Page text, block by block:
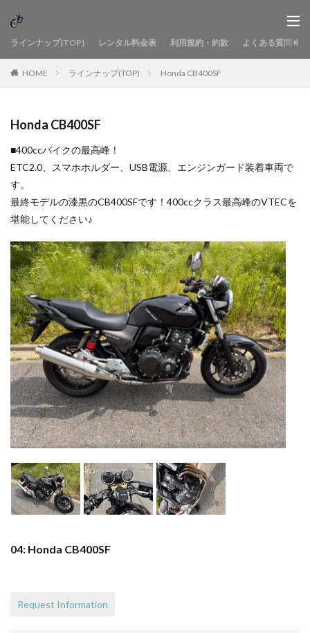
ラインナップ(TOP) レンタル料金表 利用規約・約款 よくある質問
HOME ラインナップ(TOP) Honda CB400SF
Honda CB400SF
■400ccバイクの最高峰！
ETC2.0、スマホホルダー、USB電源、エンジンガード装着車両で
す。
最終モデルの漆黒のCB400SFです！400ccクラス最高峰のVTECを
堪能してください♪
04: Honda CB400SF
Request Information